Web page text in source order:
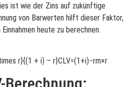
ist wie der Zins auf zukünftige
von Barwerten hilft dieser Faktor,
heute zu berechnen.
r}{(1 + i) – r}CLV=(1+i)−rm×r​